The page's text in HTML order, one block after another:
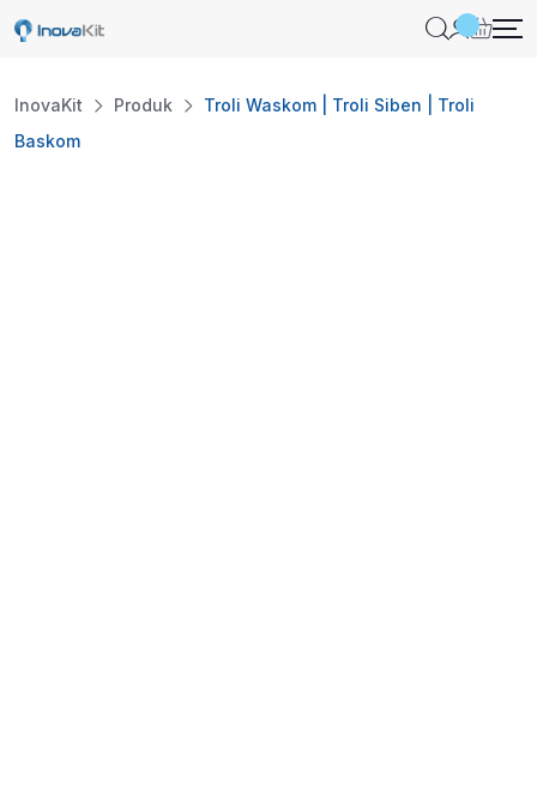
InovaKit Produk
Troli Waskom | Troli Siben | Troli
Baskom